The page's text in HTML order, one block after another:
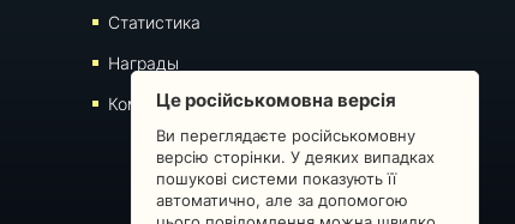
Статистика
Награды
Комментарии
Це російськомовна версія
Ви переглядаєте російськомовну
версію сторінки. У деяких випадках
пошукові системи показують її
автоматично, але за допомогою